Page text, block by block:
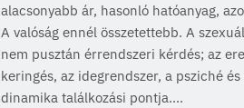
alacsonyabb ár, hasonló hatóanyag,
A valóság ennél összetettebb. A
nem pusztán érrendszeri kérdés; az
keringés, az idegrendszer, a psziché
dinamika találkozási pontja....